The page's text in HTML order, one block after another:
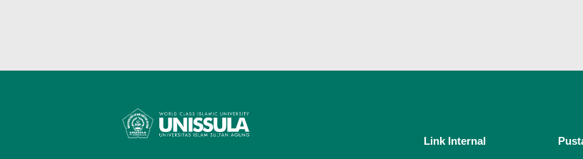
Link Internal